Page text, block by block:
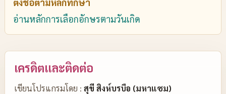
อ่านหลักการเลือกอักษรตามวันเกิด
เครดิตและติดต่อ
เขียนโปรแกรมโดย : สุขี สิงห์บรบือ (มหาแซม)